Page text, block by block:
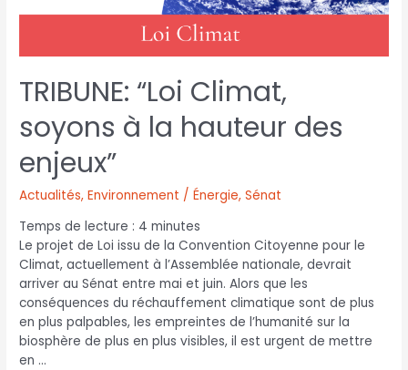
TRIBUNE: “Loi Climat,
soyons à la hauteur des
enjeux”
Actualités,Environnement / Énergie,Sénat
Temps de lecture : 4 minutes
Le projet de Loi issu de la Convention Citoyenne pour le
Climat, actuellement à l’Assemblée nationale, devrait
arriver au Sénat entre mai et juin. Alors que les
conséquences du réchauffement climatique sont de plus
en plus palpables, les empreintes de l’humanité sur la
biosphère de plus en plus visibles, il est urgent de mettre
en …